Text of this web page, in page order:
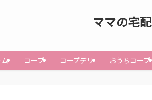
ママの宅配
コープ コープデリ おうちコープ